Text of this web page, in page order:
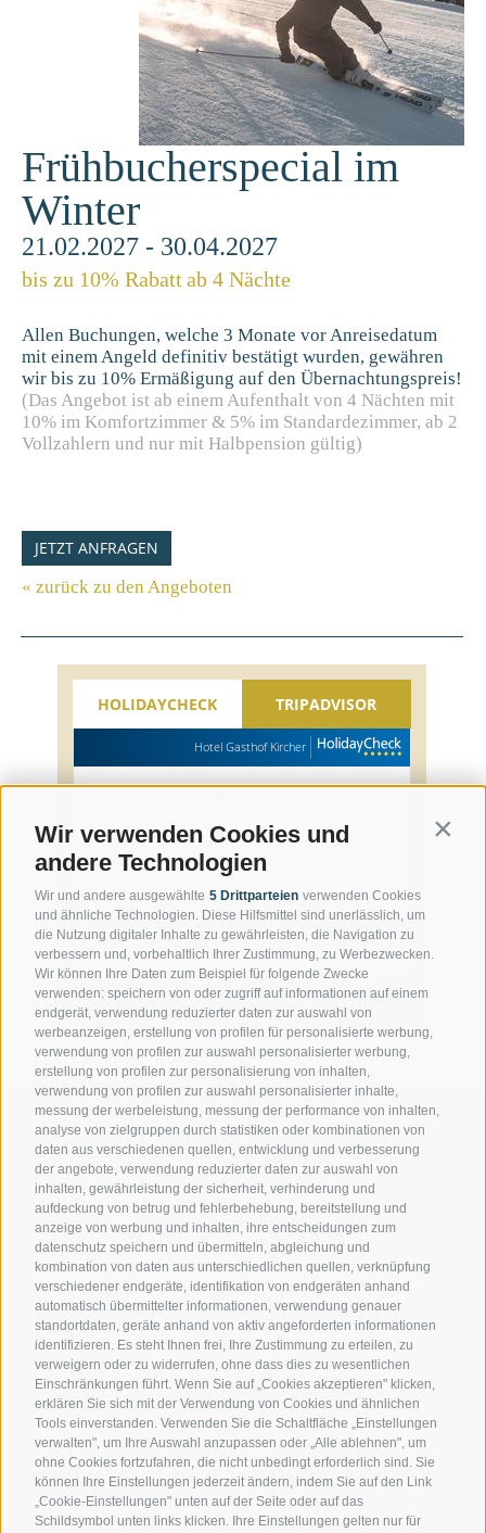
Wir verwenden Cookies und
andere Technologien
Wir und andere ausgewählte 5 Drittparteien verwenden Cookies
und ähnliche Technologien. Diese Hilfsmittel sind unerlässlich, um
die Nutzung digitaler Inhalte zu gewährleisten, die Navigation zu
verbessern und, vorbehaltlich Ihrer Zustimmung, zu Werbezwecken.
Wir können Ihre Daten zum Beispiel für folgende Zwecke
verwenden: speichern von oder zugriff auf informationen auf einem
endgerät, verwendung reduzierter daten zur auswahl von
werbeanzeigen, erstellung von profilen für personalisierte werbung,
verwendung von profilen zur auswahl personalisierter werbung,
erstellung von profilen zur personalisierung von inhalten,
verwendung von profilen zur auswahl personalisierter inhalte,
messung der werbeleistung, messung der performance von inhalten,
analyse von zielgruppen durch statistiken oder kombinationen von
daten aus verschiedenen quellen, entwicklung und verbesserung
der angebote, verwendung reduzierter daten zur auswahl von
inhalten, gewährleistung der sicherheit, verhinderung und
aufdeckung von betrug und fehlerbehebung, bereitstellung und
anzeige von werbung und inhalten, ihre entscheidungen zum
datenschutz speichern und übermitteln, abgleichung und
kombination von daten aus unterschiedlichen quellen, verknüpfung
verschiedener endgeräte, identifikation von endgeräten anhand
automatisch übermittelter informationen, verwendung genauer
standortdaten, geräte anhand von aktiv angeforderten informationen
identifizieren. Es steht Ihnen frei, Ihre Zustimmung zu erteilen, zu
verweigern oder zu widerrufen, ohne dass dies zu wesentlichen
Einschränkungen führt. Wenn Sie auf „Cookies akzeptieren" klicken,
erklären Sie sich mit der Verwendung von Cookies und ähnlichen
Tools einverstanden. Verwenden Sie die Schaltfläche „Einstellungen
verwalten", um Ihre Auswahl anzupassen oder „Alle ablehnen", um
ohne Cookies fortzufahren, die nicht unbedingt erforderlich sind. Sie
können Ihre Einstellungen jederzeit ändern, indem Sie auf den Link
„Cookie-Einstellungen" unten auf der Seite oder auf das
Schildsymbol unten links klicken. Ihre Einstellungen gelten nur für
Frühbucherspecial im
Winter
21.02.2027 - 30.04.2027
bis zu 10% Rabatt ab 4 Nächte
Allen Buchungen, welche 3 Monate vor Anreisedatum
mit einem Angeld definitiv bestätigt wurden, gewähren
wir bis zu 10% Ermäßigung auf den Übernachtungspreis!
(Das Angebot ist ab einem Aufenthalt von 4 Nächten mit
10% im Komfortzimmer & 5% im Standardezimmer, ab 2
Vollzahlern und nur mit Halbpension gültig)
JETZT ANFRAGEN
« zurück zu den Angeboten
HOLIDAYCHECK TRIPADVISOR
Hotel Gasthof Kircher
"Wiederholt einen
angenehmen Aufenthalt im
Hotel Kircher"
Roland, 61-65, Juli 2026
Jetzt bewerten
Kontaktieren Sie uns
Gasthof Kircher | Fam. Harder
Umser Straße 10 | 39050 Völs am Schlern (BZ) |
Italien
Tel.+39 0471 725 151
Fax+39 0471 724 396
info@gasthof-kircher.it